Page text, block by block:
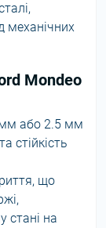
механічних
Mondeo
або 2.5 мм
стійкість
що
стані на